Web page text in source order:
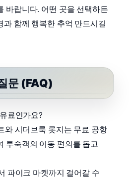
바랍니다. 어떤 곳을 선택하든
과 함께 행복한 추억 만드시길
문 (FAQ)
료인가요?
와 시더브룩 롯지는 무료 공항
투숙객의 이동 편의를 돕고
파이크 마켓까지 걸어갈 수